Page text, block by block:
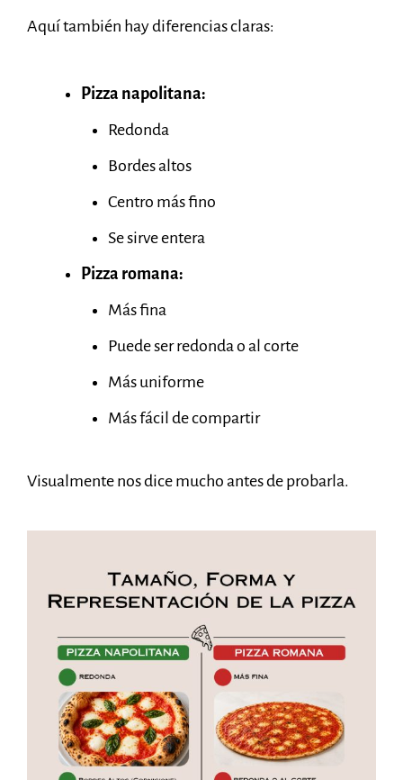
Aquí también hay diferencias claras:
Pizza napolitana:
Redonda
Bordes altos
Centro más fino
Se sirve entera
Pizza romana:
Más fina
Puede ser redonda o al corte
Más uniforme
Más fácil de compartir
Visualmente nos dice mucho antes de probarla.